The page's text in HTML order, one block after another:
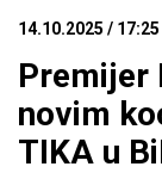
14.10.2025 /
Premijer
novim
TIKA u